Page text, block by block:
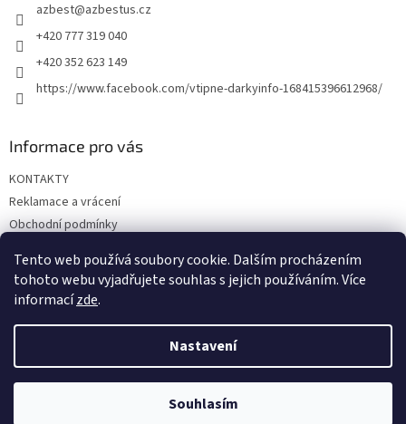
Tento web používá soubory cookie. Dalším procházením
tohoto webu vyjadřujete souhlas s jejich používáním. Více
informacízde.
Nastavení
Souhlasím
azbest@azbestus.cz
+420 777 319 040
+420 352 623 149
https://www.facebook.com/vtipne-darkyinfo-168415396612968/
Informace pro vás
KONTAKTY
Reklamace a vrácení
Obchodní podmínky
Doprava a platba
Vytvořil Shoptet
Vtipné dárky. Všechna práva vyhrazena.